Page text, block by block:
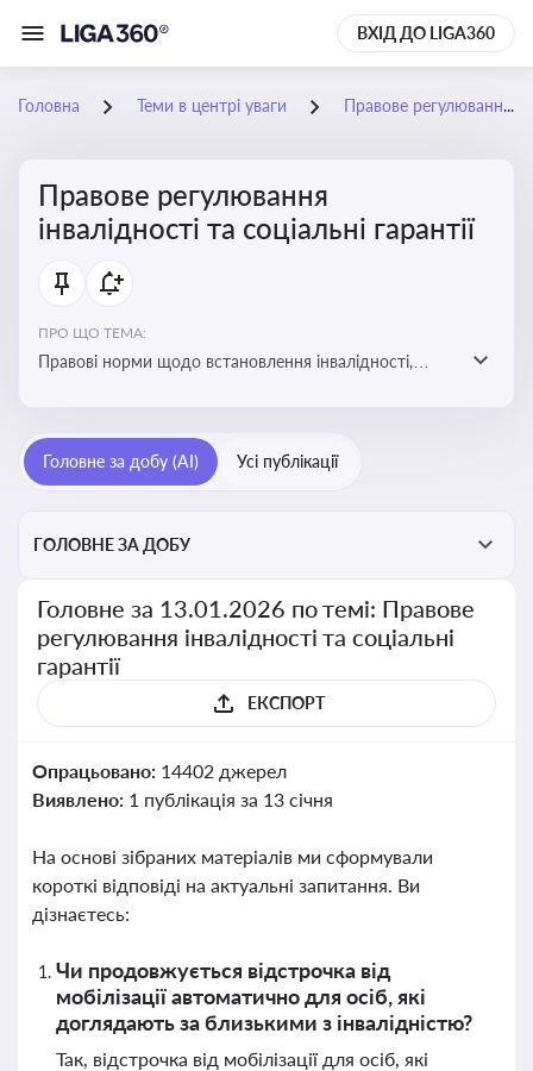
ВХІД ДО LIGA360
Головна Теми в центрі уваги Правове регулювання інвалідності та соціальні гарантії
Правове регулювання
інвалідності та соціальні гарантії
ПРО ЩО ТЕМА:
Правові норми щодо встановлення інвалідності,
Головне за добу (AI) Усі публікації
ГОЛОВНЕ ЗА ДОБУ
Головне за 13.01.2026 по темі: Правове
регулювання інвалідності та соціальні
гарантії
ЕКСПОРТ
Опрацьовано: 14402 джерел
Виявлено: 1 публікація за 13 січня
На основі зібраних матеріалів ми сформували
короткі відповіді на актуальні запитання. Ви
дізнаєтесь:
Чи продовжується відстрочка від
мобілізації автоматично для осіб, які
доглядають за близькими з інвалідністю?
Так, відстрочка від мобілізації для осіб, які